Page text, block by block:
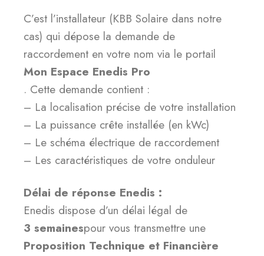
C’est l’installateur (KBB Solaire dans notre
cas) qui dépose la demande de
raccordement en votre nom via le portail
Mon Espace Enedis Pro
. Cette demande contient :
– La localisation précise de votre installation
– La puissance crête installée (en kWc)
– Le schéma électrique de raccordement
– Les caractéristiques de votre onduleur
Délai de réponse Enedis :
Enedis dispose d’un délai légal de
3 semainespour vous transmettre une
Proposition Technique et Financière